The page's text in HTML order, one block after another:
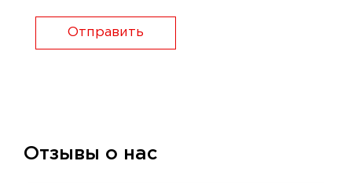
Отправить
Отзывы о нас